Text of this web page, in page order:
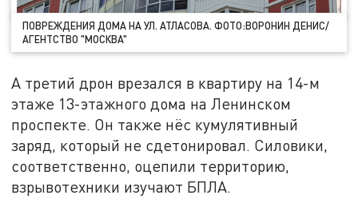
ПОВРЕЖДЕНИЯ ДОМА НА УЛ. АТЛАСОВА. ФОТО:ВОРОНИН ДЕНИС/
АГЕНТСТВО "МОСКВА"
А третий дрон врезался в квартиру на 14-м
этаже 13-этажного дома на Ленинском
проспекте. Он также нёс кумулятивный
заряд, который не сдетонировал. Силовики,
соответственно, оцепили территорию,
взрывотехники изучают БПЛА.